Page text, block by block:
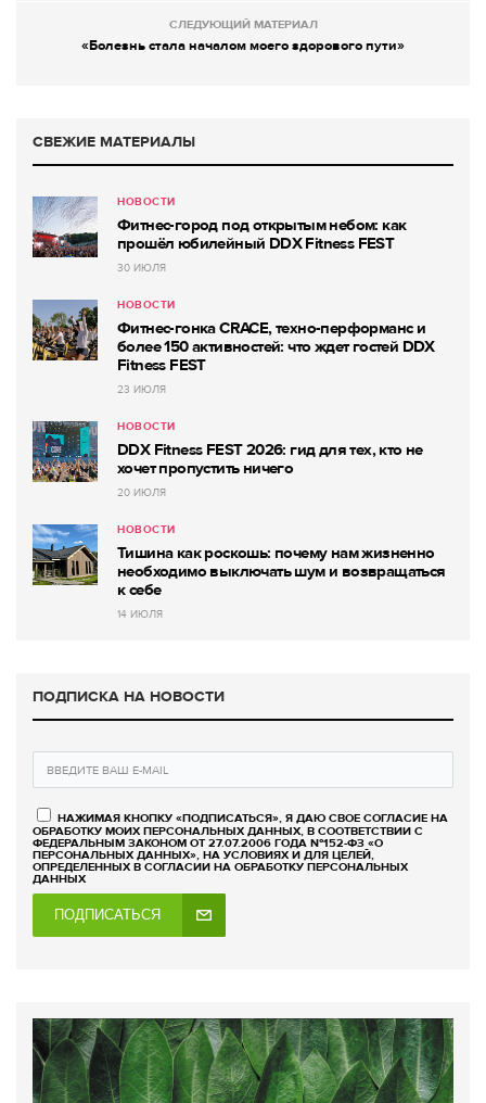
СЛЕДУЮЩИЙ МАТЕРИАЛ
«Болезнь стала началом моего здорового пути»
СВЕЖИЕ МАТЕРИАЛЫ
НОВОСТИ
Фитнес-город под открытым небом: как
прошёл юбилейный DDX Fitness FEST
30 ИЮЛЯ
НОВОСТИ
Фитнес-гонка CRACE, техно-перформанс и
более 150 активностей: что ждет гостей DDX
Fitness FEST
23 ИЮЛЯ
НОВОСТИ
DDX Fitness FEST 2026: гид для тех, кто не
хочет пропустить ничего
20 ИЮЛЯ
НОВОСТИ
Тишина как роскошь: почему нам жизненно
необходимо выключать шум и возвращаться
к себе
14 ИЮЛЯ
ПОДПИСКА НА НОВОСТИ
НАЖИМАЯ КНОПКУ «ПОДПИСАТЬСЯ», Я ДАЮ СВОЕ СОГЛАСИЕ НА
ОБРАБОТКУ МОИХ ПЕРСОНАЛЬНЫХ ДАННЫХ, В СООТВЕТСТВИИ С
ФЕДЕРАЛЬНЫМ ЗАКОНОМ ОТ 27.07.2006 ГОДА №152-ФЗ «О
ПЕРСОНАЛЬНЫХ ДАННЫХ», НА УСЛОВИЯХ И ДЛЯ ЦЕЛЕЙ,
ОПРЕДЕЛЕННЫХ В СОГЛАСИИ НА ОБРАБОТКУ ПЕРСОНАЛЬНЫХ
ДАННЫХ
ПОДПИСАТЬСЯ